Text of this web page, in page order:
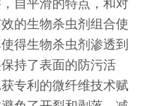
自平滑的特点，和对
的生物杀虫剂组合使
得生物杀虫剂渗透到
持了表面的防污活
专利的微纤维技术赋